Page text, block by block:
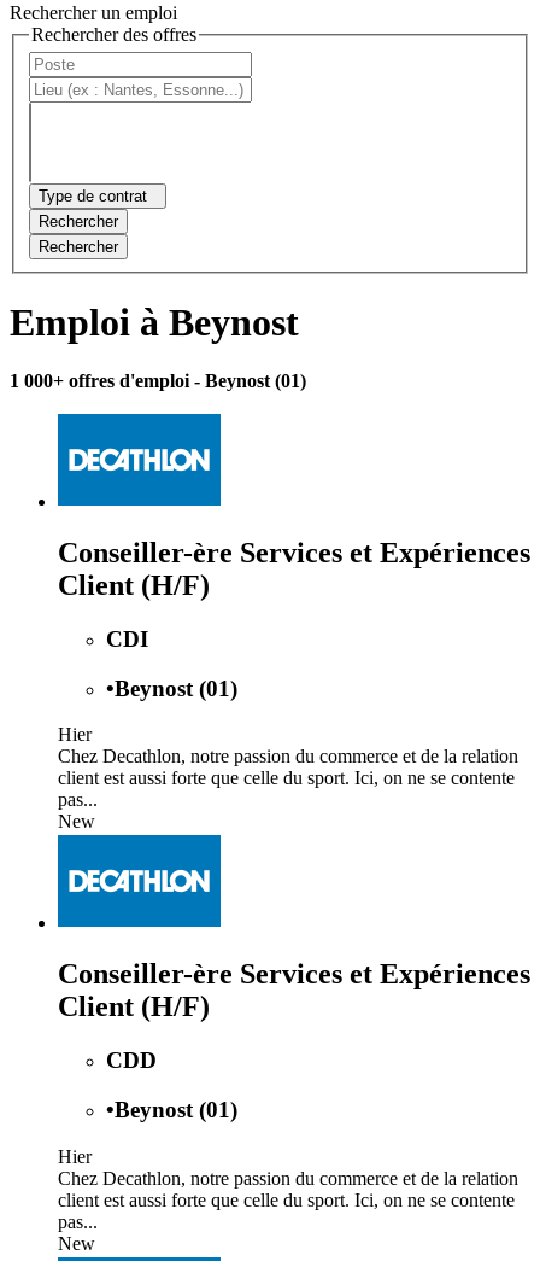
Rechercher un emploi
Rechercher des offres
Type de contrat
Rechercher
Rechercher
Emploi à Beynost
1 000+ offres d'emploi - Beynost (01)
Conseiller-ère Services et Expériences
Client (H/F)
CDI
•Beynost (01)
Hier
Chez Decathlon, notre passion du commerce et de la relation
client est aussi forte que celle du sport. Ici, on ne se contente
pas...
New
Conseiller-ère Services et Expériences
Client (H/F)
CDD
•Beynost (01)
Hier
Chez Decathlon, notre passion du commerce et de la relation
client est aussi forte que celle du sport. Ici, on ne se contente
pas...
New